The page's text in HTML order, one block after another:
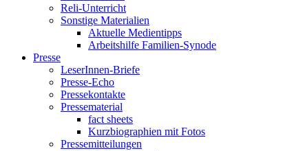
Reli-Unterricht
Sonstige Materialien
Aktuelle Medientipps
Arbeitshilfe Familien-Synode
Presse
LeserInnen-Briefe
Presse-Echo
Pressekontakte
Pressematerial
fact sheets
Kurzbiographien mit Fotos
Pressemitteilungen